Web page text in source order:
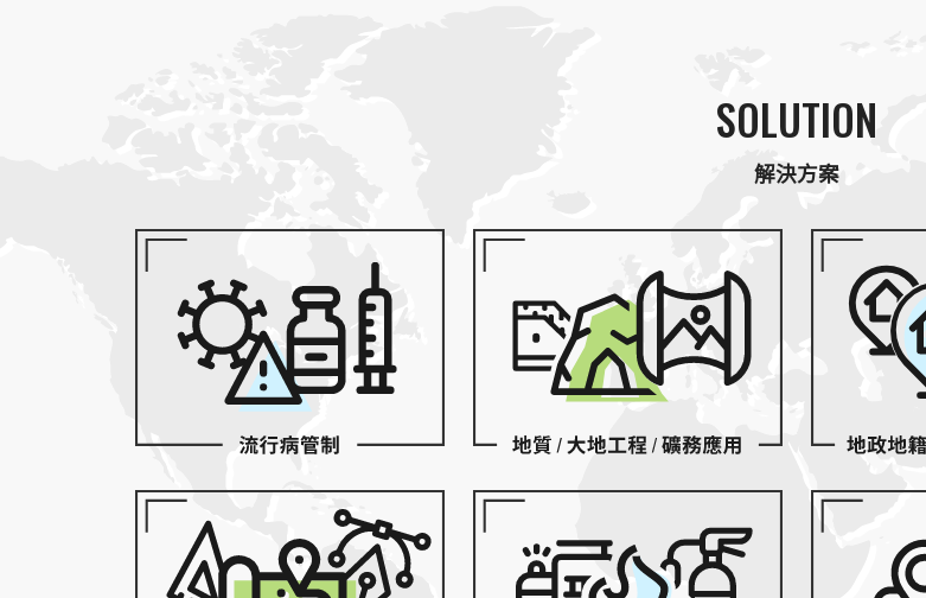
SOLUTION
解決方案